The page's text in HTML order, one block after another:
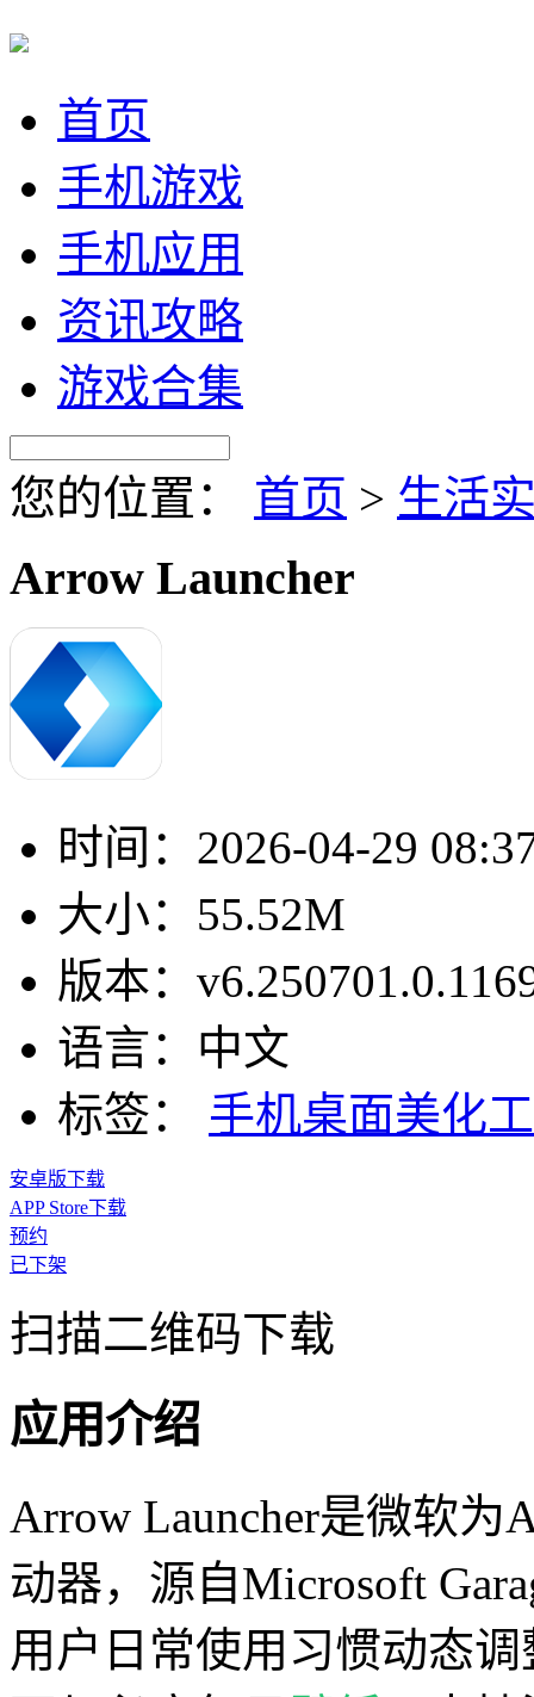
首页
手机游戏
手机应用
资讯攻略
游戏合集
您的位置： 首页 > 生活
Arrow Launcher
时间： 2026-04-29
大小： 55.52M
版本：
语言： 中文
标签：
手机桌面美化
安卓版下载
APP Store下载
预约
已下架
扫描二维码下载
应用介绍
Arrow Launcher是微软
动器，源自Microsoft
用户日常使用习惯动态